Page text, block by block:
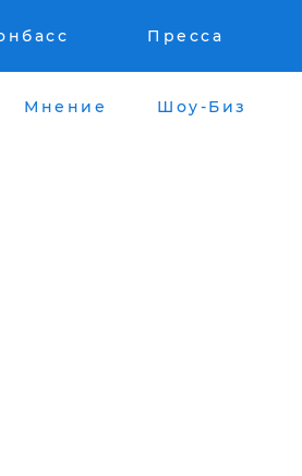
Пресса
Мнение Шоу-Биз